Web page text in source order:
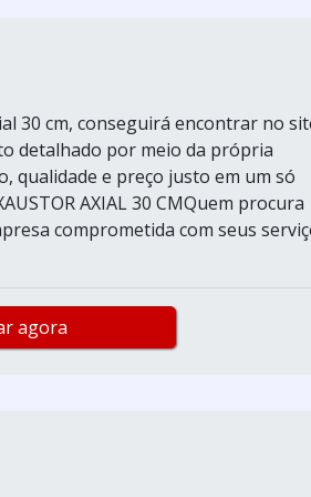
30 cm, conseguirá encontrar no
detalhado por meio da própria
qualidade e preço justo em um só
AXIAL 30 CMQuem procura
comprometida com seus
agora